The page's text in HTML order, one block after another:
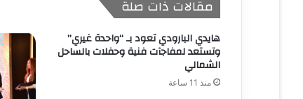
مقالات ذات صلة
هايدي البارودي تعود بـ “واحدة غيري”
وتستعد لمفاجآت فنية وحفلات بالساحل
الشمالي
منذ 11 ساعة